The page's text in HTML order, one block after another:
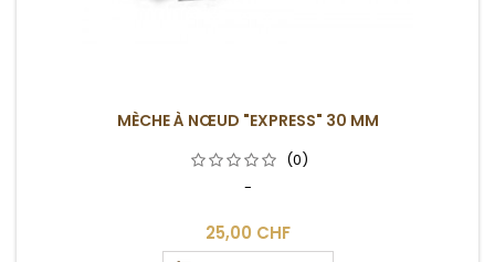
MÈCHE À NŒUD "EXPRESS" 30 MM
(0)
-
25,00 CHF